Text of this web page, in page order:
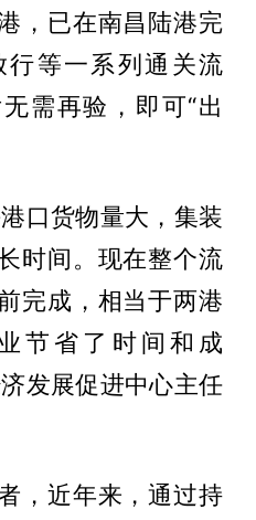
，已在南昌陆港完
等一系列通关流
需再验，即可“出
货物量大，集装
时间。现在整个流
完成，相当于两港
节省了时间和成
发展促进中心主任
近年来，通过持